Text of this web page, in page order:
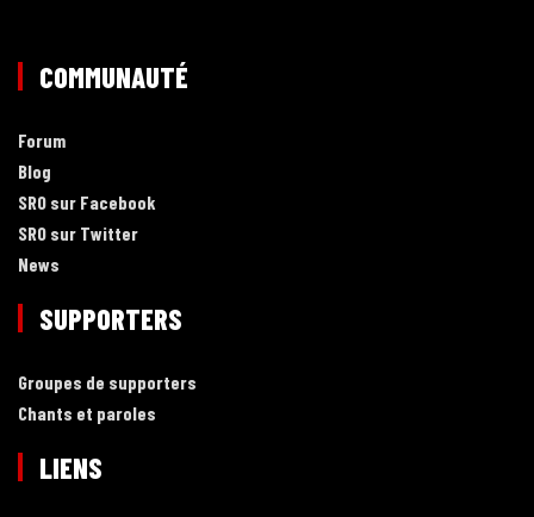
COMMUNAUTÉ
Forum
Blog
SRO sur Facebook
SRO sur Twitter
News
SUPPORTERS
Groupes de supporters
Chants et paroles
LIENS